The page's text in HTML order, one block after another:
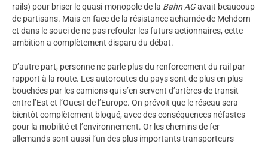
rails) pour briser le quasi-monopole de la Bahn AGavait beaucoup
de partisans. Mais en face de la résistance acharnée de Mehdorn
et dans le souci de ne pas refouler les futurs actionnaires, cette
ambition a complètement disparu du débat.
D’autre part, personne ne parle plus du renforcement du rail par
rapport à la route. Les autoroutes du pays sont de plus en plus
bouchées par les camions qui s’en servent d’artères de transit
entre l’Est et l’Ouest de l’Europe. On prévoit que le réseau sera
bientôt complètement bloqué, avec des conséquences néfastes
pour la mobilité et l’environnement. Or les chemins de fer
allemands sont aussi l’un des plus importants transporteurs